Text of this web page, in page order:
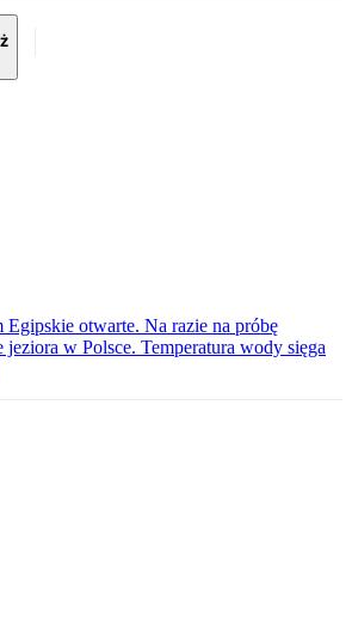
otwarte. Na razie na próbę
jeziora w Polsce. Temperatura wody sięga